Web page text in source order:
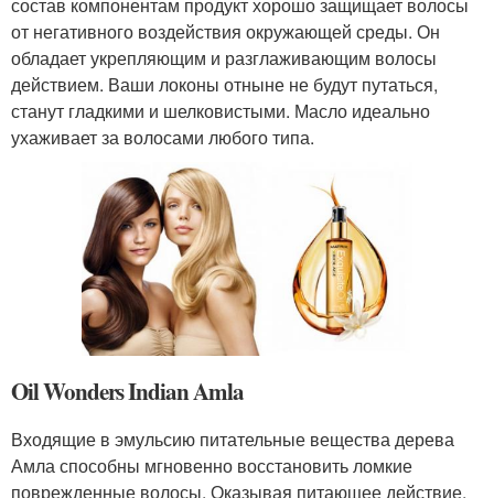
от негативного воздействия окружающей среды. Он
обладает укрепляющим и разглаживающим волосы
действием. Ваши локоны отныне не будут путаться,
станут гладкими и шелковистыми. Масло идеально
ухаживает за волосами любого типа.
Oil Wonders Indian Amla
Входящие в эмульсию питательные вещества дерева
Амла способны мгновенно восстановить ломкие
поврежденные волосы. Оказывая питающее действие,